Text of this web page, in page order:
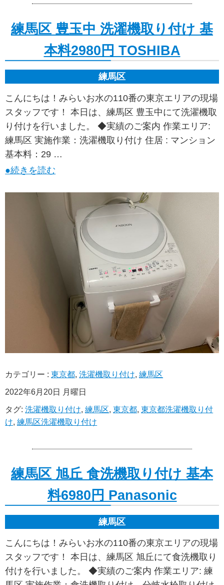
練馬区 豊玉中 洗濯機取り付け 基
本料2980円 TOSHIBA
練馬区
こんにちは！みらいお水の110番の東京エリアの現場
スタッフです！ 本日は、練馬区 豊玉中にて洗濯機取
り付けを行いました。 ◆実績のご案内 作業エリア:
練馬区 実施作業：洗濯機取り付け 住居 : マンション
基本料：29 …
●続きを読む
カテゴリー :東京都,洗濯機取り付け,練馬区
2022年6月20日 月曜日
タグ:洗濯機取り付け,練馬区,東京都,東京都洗濯機取り付
け,練馬区洗濯機取り付け
練馬区 旭丘 食洗機取り付け 基本
料6980円 Panasonic
練馬区
こんにちは！みらいお水の110番の東京エリアの現場
スタッフです！ 本日は、練馬区 旭丘にて食洗機取り
付けを行いました。 ◆実績のご案内 作業エリア: 練